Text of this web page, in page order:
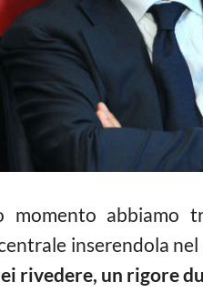
momento abbiamo
inserendola
rivedere, un rigore